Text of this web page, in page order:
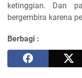
ketinggian. Dan
bergembira karena
Berbagi :